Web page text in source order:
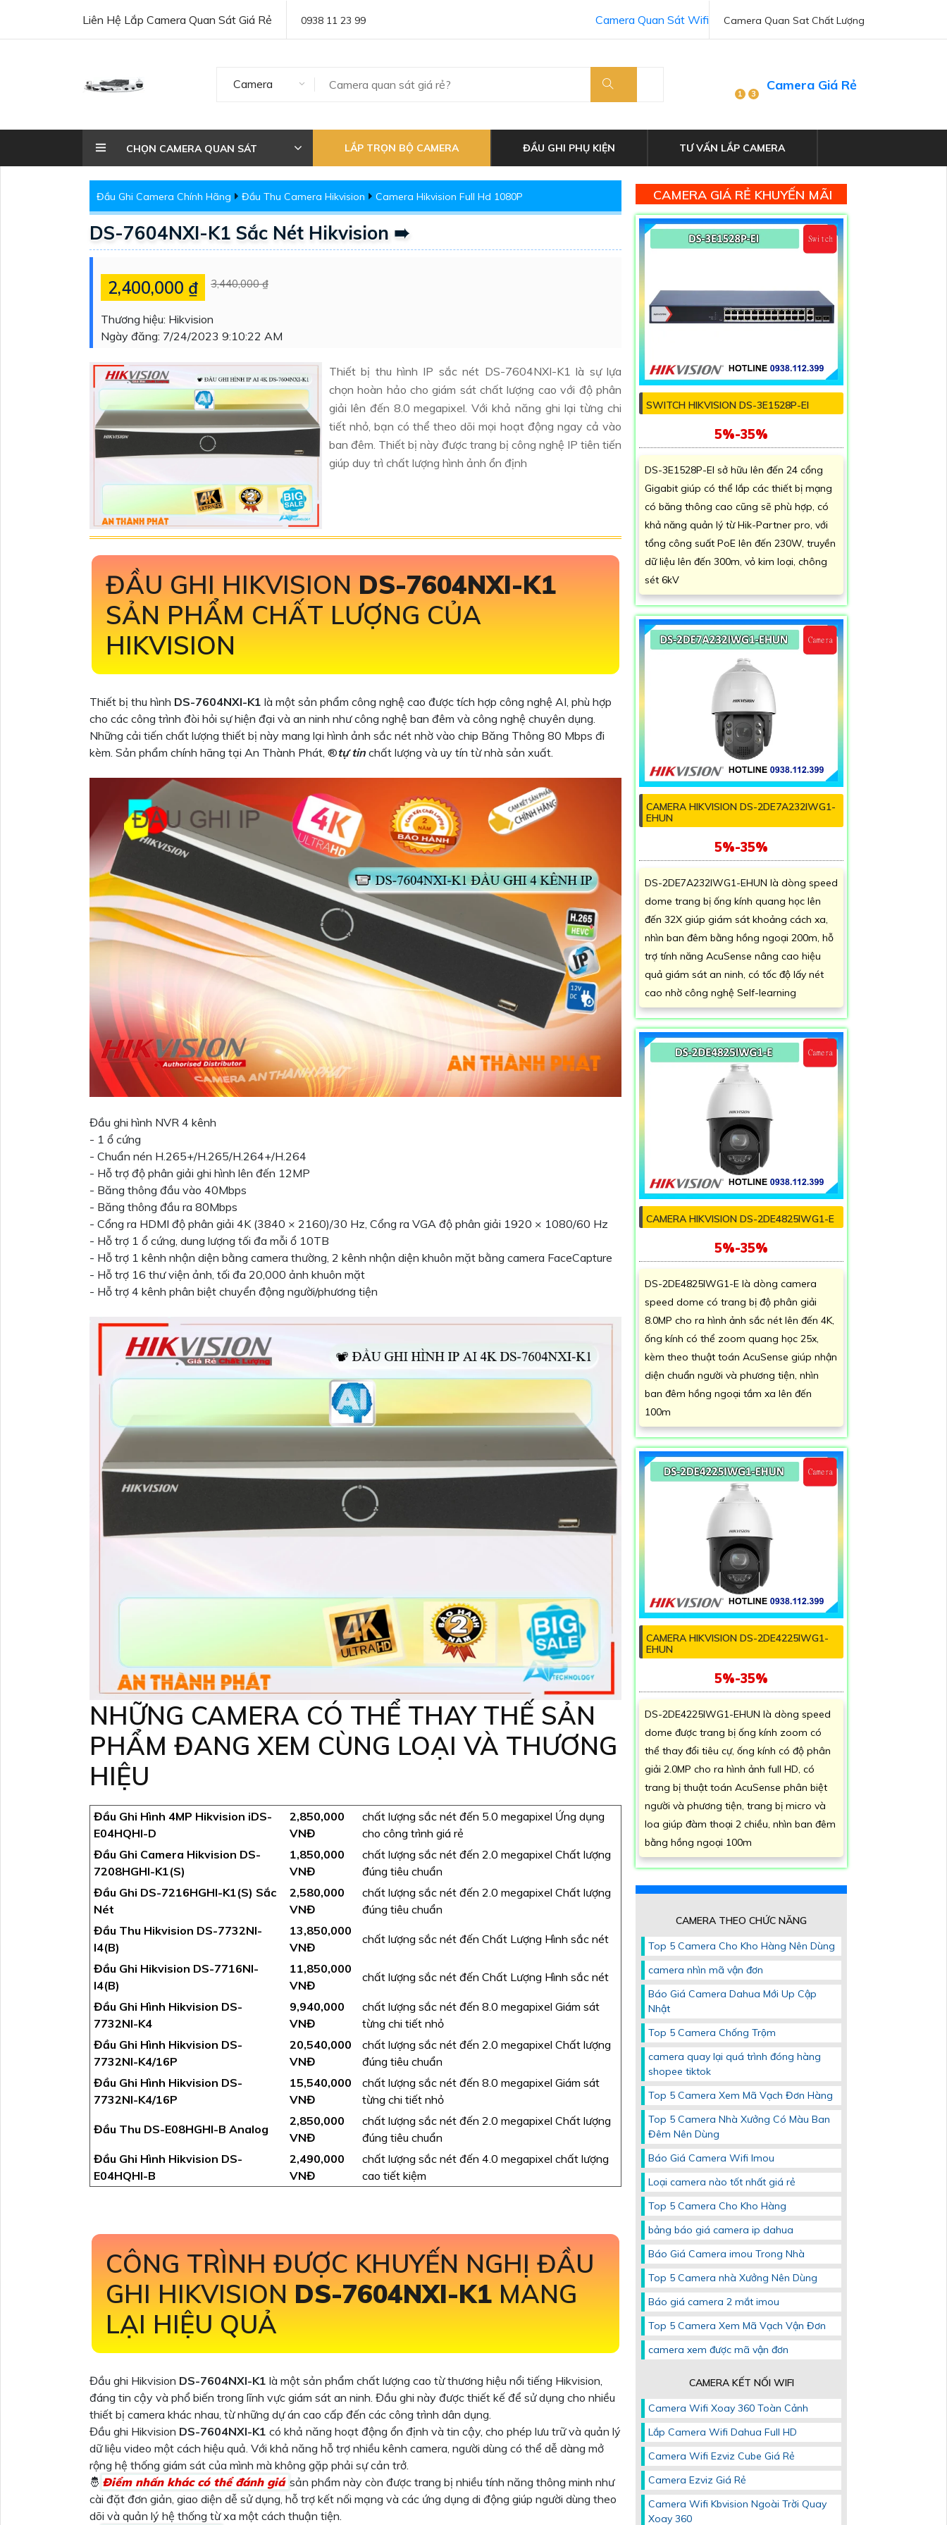
Liên Hệ Lắp Camera Quan Sát Giá Rẻ 0938 11 23 99 Camera Quan Sat Chất Lượng
Camera Quan Sát Wifi
Camera
1 3
Camera Giá Rẻ
CHỌN CAMERA QUAN SÁT LẮP TRỌN BỘ CAMERA ĐẦU GHI PHỤ KIỆN TƯ VẤN LẮP CAMERA
Đầu Ghi Camera Chính Hãng Đầu Thu Camera Hikvision Camera Hikvision Full Hd 1080P
DS-7604NXI-K1 Sắc Nét Hikvision ➠
2,400,000 ₫ 3,440,000 ₫
Thương hiệu: Hikvision
Ngày đăng: 7/24/2023 9:10:22 AM
Thiết bị thu hình IP sắc nét DS-7604NXI-K1 là sự lựa
chọn hoàn hảo cho giám sát chất lượng cao với độ phân
giải lên đến 8.0 megapixel. Với khả năng ghi lại từng chi
tiết nhỏ, bạn có thể theo dõi mọi hoạt động ngay cả vào
ban đêm. Thiết bị này được trang bị công nghệ IP tiên tiến
giúp duy trì chất lượng hình ảnh ổn định
ĐẦU GHI HIKVISION DS-7604NXI-K1
SẢN PHẨM CHẤT LƯỢNG CỦA
HIKVISION
Thiết bị thu hình DS-7604NXI-K1 là một sản phẩm công nghệ cao được tích hợp công nghệ AI, phù hợp
cho các công trình đòi hỏi sự hiện đại và an ninh như công nghệ ban đêm và công nghệ chuyên dụng.
Những cải tiến chất lượng thiết bị này mang lại hình ảnh sắc nét nhờ vào chip Băng Thông 80 Mbps đi
kèm. Sản phẩm chính hãng tại An Thành Phát, ®️tự tin chất lượng và uy tín từ nhà sản xuất.
Đầu ghi hình NVR 4 kênh
- 1 ổ cứng
- Chuẩn nén H.265+/H.265/H.264+/H.264
- Hỗ trợ độ phân giải ghi hình lên đến 12MP
- Băng thông đầu vào 40Mbps
- Băng thông đầu ra 80Mbps
- Cổng ra HDMI độ phân giải 4K (3840 × 2160)/30 Hz, Cổng ra VGA độ phân giải 1920 × 1080/60 Hz
- Hỗ trợ 1 ổ cứng, dung lượng tối đa mỗi ổ 10TB
- Hỗ trợ 1 kênh nhận diện bằng camera thường, 2 kênh nhận diện khuôn mặt bằng camera FaceCapture
- Hỗ trợ 16 thư viện ảnh, tối đa 20,000 ảnh khuôn mặt
- Hỗ trợ 4 kênh phân biệt chuyển động người/phương tiện
NHỮNG CAMERA CÓ THỂ THAY THẾ SẢN
PHẨM ĐANG XEM CÙNG LOẠI VÀ THƯƠNG
HIỆU
Đầu Ghi Hình 4MP Hikvision iDS-
E04HQHI-D
2,850,000
VNĐ
chất lượng sắc nét đến 5.0 megapixel Ứng dụng
cho công trình giá rẻ
Đầu Ghi Camera Hikvision DS-
7208HGHI-K1(S)
1,850,000
VNĐ
chất lượng sắc nét đến 2.0 megapixel Chất lượng
đúng tiêu chuẩn
Đầu Ghi DS-7216HGHI-K1(S) Sắc
Nét
2,580,000
VNĐ
chất lượng sắc nét đến 2.0 megapixel Chất lượng
đúng tiêu chuẩn
Đầu Thu Hikvision DS-7732NI-
I4(B)
13,850,000
VNĐ
chất lượng sắc nét đến Chất Lượng Hình sắc nét
Đầu Ghi Hikvision DS-7716NI-
I4(B)
11,850,000
VNĐ
chất lượng sắc nét đến Chất Lượng Hình sắc nét
Đầu Ghi Hình Hikvision DS-
7732NI-K4
9,940,000
VNĐ
chất lượng sắc nét đến 8.0 megapixel Giám sát
từng chi tiết nhỏ
Đầu Ghi Hình Hikvision DS-
7732NI-K4/16P
20,540,000
VNĐ
chất lượng sắc nét đến 2.0 megapixel Chất lượng
đúng tiêu chuẩn
Đầu Ghi Hình Hikvision DS-
7732NI-K4/16P
15,540,000
VNĐ
chất lượng sắc nét đến 8.0 megapixel Giám sát
từng chi tiết nhỏ
Đầu Thu DS-E08HGHI-B Analog
2,850,000
VNĐ
chất lượng sắc nét đến 2.0 megapixel Chất lượng
đúng tiêu chuẩn
Đầu Ghi Hình Hikvision DS-
E04HQHI-B
2,490,000
VNĐ
chất lượng sắc nét đến 4.0 megapixel chất lượng
cao tiết kiệm
CÔNG TRÌNH ĐƯỢC KHUYẾN NGHỊ ĐẦU
GHI HIKVISION DS-7604NXI-K1 MANG
LẠI HIỆU QUẢ
Đầu ghi Hikvision DS-7604NXI-K1 là một sản phẩm chất lượng cao từ thương hiệu nổi tiếng Hikvision,
đáng tin cậy và phổ biến trong lĩnh vực giám sát an ninh. Đầu ghi này được thiết kế để sử dụng cho nhiều
thiết bị camera khác nhau, từ những dự án cao cấp đến các công trình dân dụng.
Đầu ghi Hikvision DS-7604NXI-K1 có khả năng hoạt động ổn định và tin cậy, cho phép lưu trữ và quản lý
dữ liệu video một cách hiệu quả. Với khả năng hỗ trợ nhiều kênh camera, người dùng có thể dễ dàng mở
rộng hệ thống giám sát của mình mà không gặp phải sự cản trở.
🤴 Điểm nhấn khác có thể đánh giá sản phẩm này còn được trang bị nhiều tính năng thông minh như
cài đặt đơn giản, giao diện dễ sử dụng, hỗ trợ kết nối mạng và các ứng dụng di động giúp người dùng theo
dõi và quản lý hệ thống từ xa một cách thuận tiện.
CAMERA GIÁ RẺ KHUYẾN MÃI
SWITCH HIKVISION DS-3E1528P-EI
5%-35%
DS-3E1528P-EI sở hữu lên đến 24 cổng
Gigabit giúp có thể lắp các thiết bị mạng
có băng thông cao cũng sẽ phù hợp, có
khả năng quản lý từ Hik-Partner pro, với
tổng công suất PoE lên đến 230W, truyền
dữ liệu lên đến 300m, vỏ kim loại, chông
sét 6kV
CAMERA HIKVISION DS-2DE7A232IWG1-
EHUN
5%-35%
DS-2DE7A232IWG1-EHUN là dòng speed
dome trang bị ống kính quang học lên
đến 32X giúp giám sát khoảng cách xa,
nhìn ban đêm bằng hồng ngoại 200m, hỗ
trợ tính năng AcuSense nâng cao hiệu
quả giám sát an ninh, có tốc độ lấy nét
cao nhờ công nghệ Self-learning
CAMERA HIKVISION DS-2DE4825IWG1-E
5%-35%
DS-2DE4825IWG1-E là dòng camera
speed dome có trang bị độ phân giải
8.0MP cho ra hình ảnh sắc nét lên đến 4K,
ống kính có thể zoom quang học 25x,
kèm theo thuật toán AcuSense giúp nhận
diện chuẩn người và phương tiện, nhìn
ban đêm hồng ngoại tầm xa lên đến
100m
CAMERA HIKVISION DS-2DE4225IWG1-
EHUN
5%-35%
DS-2DE4225IWG1-EHUN là dòng speed
dome được trang bị ống kính zoom có
thể thay đổi tiêu cự, ống kính có độ phân
giải 2.0MP cho ra hình ảnh full HD, có
trang bị thuật toán AcuSense phân biệt
người và phương tiện, trang bị micro và
loa giúp đàm thoại 2 chiều, nhìn ban đêm
bằng hồng ngoại 100m
CAMERA THEO CHỨC NĂNG
Top 5 Camera Cho Kho Hàng Nên Dùng
camera nhìn mã vận đơn
Báo Giá Camera Dahua Mới Up Cập
Nhật
Top 5 Camera Chống Trộm
camera quay lại quá trình đóng hàng
shopee tiktok
Top 5 Camera Xem Mã Vạch Đơn Hàng
Top 5 Camera Nhà Xưởng Có Màu Ban
Đêm Nên Dùng
Báo Giá Camera Wifi Imou
Loại camera nào tốt nhất giá rẻ
Top 5 Camera Cho Kho Hàng
bảng báo giá camera ip dahua
Báo Giá Camera imou Trong Nhà
Top 5 Camera nhà Xưởng Nên Dùng
Báo giá camera 2 mắt imou
Top 5 Camera Xem Mã Vạch Vận Đơn
camera xem được mã vận đơn
CAMERA KẾT NỐI WIFI
Camera Wifi Xoay 360 Toàn Cảnh
Lắp Camera Wifi Dahua Full HD
Camera Wifi Ezviz Cube Giá Rẻ
Camera Ezviz Giá Rẻ
Camera Wifi Kbvision Ngoài Trời Quay
Xoay 360